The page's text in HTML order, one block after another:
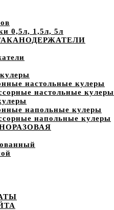
0,5л, 1,5л, 5л
настольные кулеры
настольные кулеры
напольные кулеры
напольные кулеры